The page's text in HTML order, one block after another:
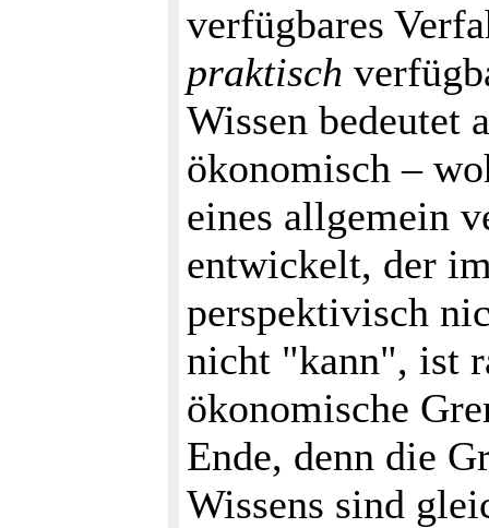
verfügbares
praktisch
Wissen bedeutet
ökonomisch –
eines allgemein
entwickelt, der
perspektivisch
nicht "kann", ist
ökonomische
Ende, denn die
Wissens sind